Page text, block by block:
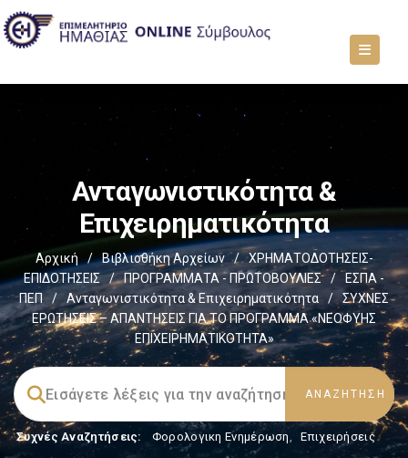
Ανταγωνιστικότητα &
Επιχειρηματικότητα
Αρχική / Βιβλιοθήκη Αρχείων /
ΧΡΗΜΑΤΟΔΟΤΗΣΕΙΣ-
ΕΠΙΔΟΤΗΣΕΙΣ
/ ΠΡΟΓΡΑΜΜΑΤΑ - ΠΡΩΤΟΒΟΥΛΙΕΣ /
ΕΣΠΑ -
ΠΕΠ
/ Ανταγωνιστικότητα & Επιχειρηματικότητα /
ΣΥΧΝΕΣ
ΕΡΩΤΗΣΕΙΣ – ΑΠΑΝΤΗΣΕΙΣ ΓΙΑ ΤΟ ΠΡΟΓΡΑΜΜΑ «ΝΕΟΦΥΗΣ
ΕΠΙΧΕΙΡΗΜΑΤΙΚΟΤΗΤΑ»
Συχνές Αναζητήσεις: Φορολογικη Ενημέρωση, Επιχειρήσεις